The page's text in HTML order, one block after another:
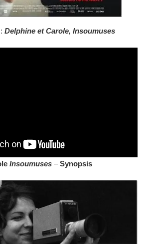
Delphine et Carole, Insoumuses
Insoumuses –Synopsis